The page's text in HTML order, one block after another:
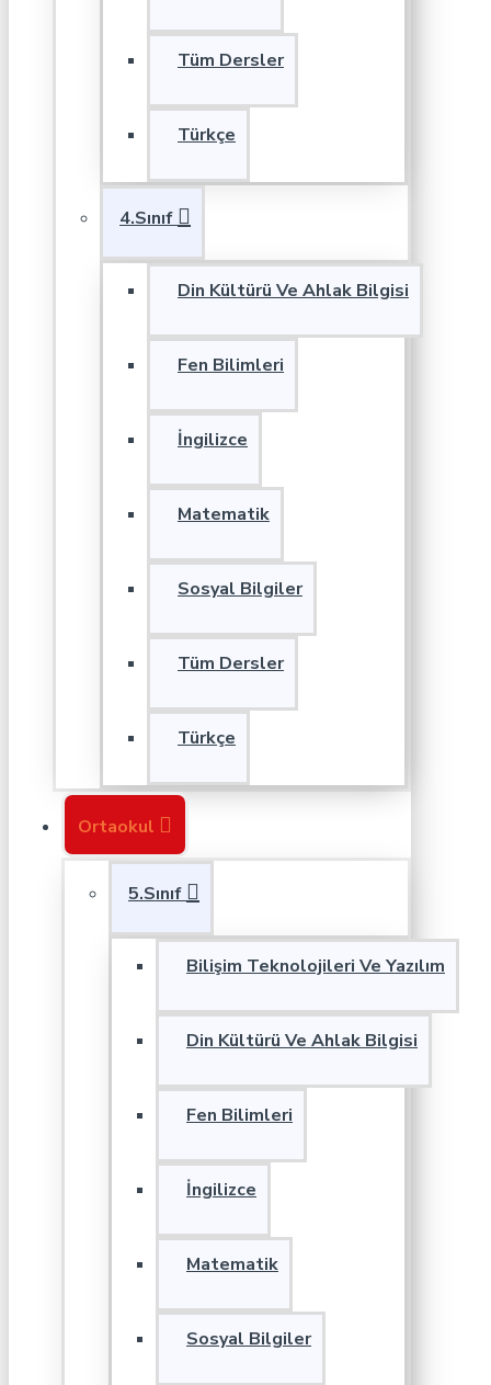
Tüm Dersler
Türkçe
4.Sınıf
Din Kültürü Ve Ahlak Bilgisi
Fen Bilimleri
İngilizce
Matematik
Sosyal Bilgiler
Tüm Dersler
Türkçe
Ortaokul
5.Sınıf
Bilişim Teknolojileri Ve Yazılım
Din Kültürü Ve Ahlak Bilgisi
Fen Bilimleri
İngilizce
Matematik
Sosyal Bilgiler